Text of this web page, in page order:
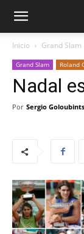
Inicio Grand Slam
Grand Slam Roland
Nadal
Por Sergio